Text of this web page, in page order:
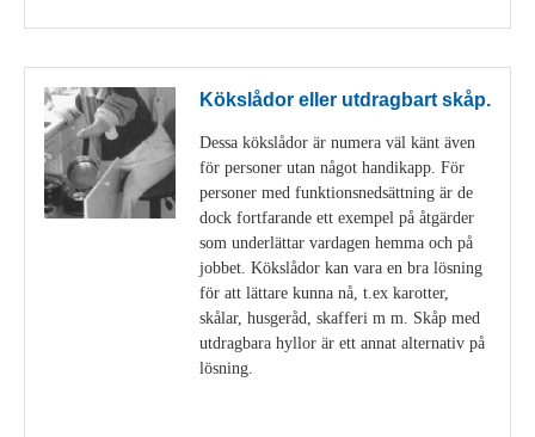
Kökslådor eller utdragbart skåp.
Dessa kökslådor är numera väl känt även
för personer utan något handikapp. För
personer med funktionsnedsättning är de
dock fortfarande ett exempel på åtgärder
som underlättar vardagen hemma och på
jobbet. Kökslådor kan vara en bra lösning
för att lättare kunna nå, t.ex karotter,
skålar, husgeråd, skafferi m m. Skåp med
utdragbara hyllor är ett annat alternativ på
lösning.